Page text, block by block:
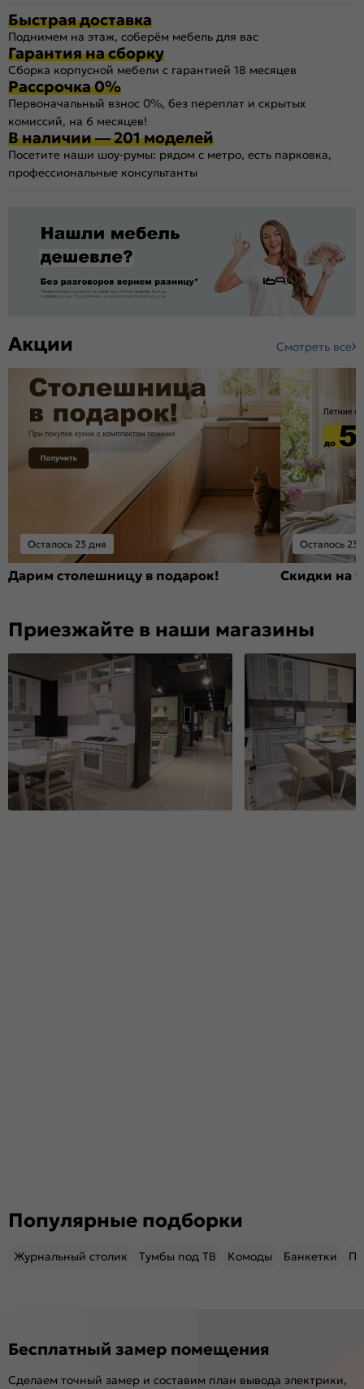
Быстрая доставка
Поднимем на этаж, соберём мебель для вас
Гарантия на сборку
Сборка корпусной мебели с гарантией 18 месяцев
Рассрочка 0%
Первоначальный взнос 0%, без переплат и скрытых
комиссий, на 6 месяцев!
В наличии — 201 моделей
Посетите наши шоу-румы: рядом с метро, есть парковка,
профессиональные консультанты
Акции Смотреть все
Осталось 23 дня
Дарим столешницу в подарок!
Осталось 23
Скидки на
Приезжайте в наши магазины
Популярные подборки
Журнальный столик Тумбы под ТВ Комоды Банкетки
Бесплатный замер помещения
Сделаем точный замер и составим план вывода электрики,